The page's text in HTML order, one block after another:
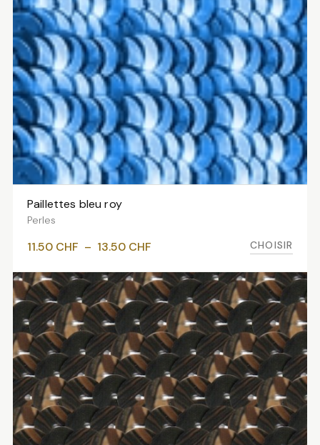
VOIR LES VARIANTES
Paillettes bleu roy
Perles
11.50 CHF – 13.50 CHFPlage
prix :
11.50 CHF
à
13.50 CHF
CHOISIR